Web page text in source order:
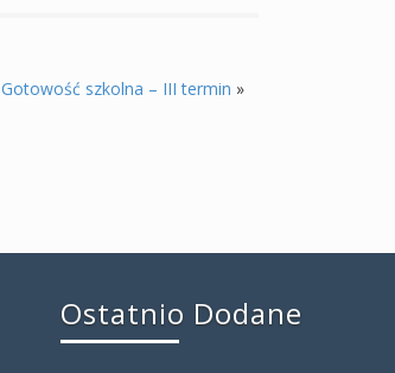
Gotowość szkolna – III termin »
Ostatnio Dodane